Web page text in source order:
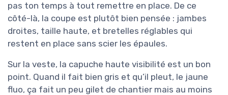
pas ton temps à tout remettre en place. De ce
côté-là, la coupe est plutôt bien pensée : jambes
droites, taille haute, et bretelles réglables qui
restent en place sans scier les épaules.
Sur la veste, la capuche haute visibilité est un bon
point. Quand il fait bien gris et qu’il pleut, le jaune
fluo, ça fait un peu gilet de chantier mais au moins